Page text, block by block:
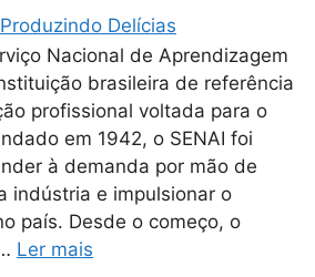
Produzindo Delícias
Nacional de Aprendizagem
brasileira de referência
profissional voltada para o
em 1942, o SENAI foi
à demanda por mão de
indústria e impulsionar o
país. Desde o começo, o
Ler mais